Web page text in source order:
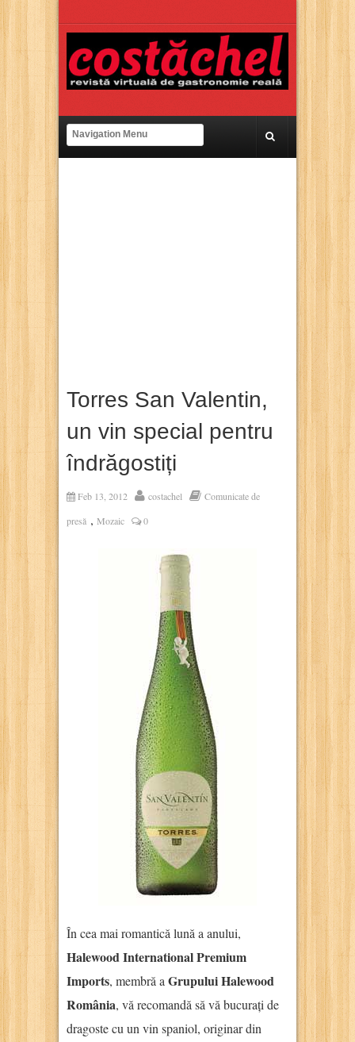
Torres San Valentin,
un vin special pentru
îndrăgostiți
Feb 13, 2012 costachel
Comunicate de
presă , Mozaic 0
În cea mai romantică lună a anului,
Halewood International Premium
Imports, membră a Grupului Halewood
România, vă recomandă să vă bucurați de
dragoste cu un vin spaniol, originar din